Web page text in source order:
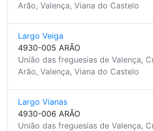
Arão, Valença, Viana do Castelo
Largo Veiga
4930-005 ARÃO
União das freguesias de Valença,
Arão, Valença, Viana do Castelo
Largo Vianas
4930-006 ARÃO
União das freguesias de Valença,